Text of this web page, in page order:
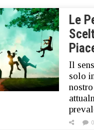
Le
Il
solo
0